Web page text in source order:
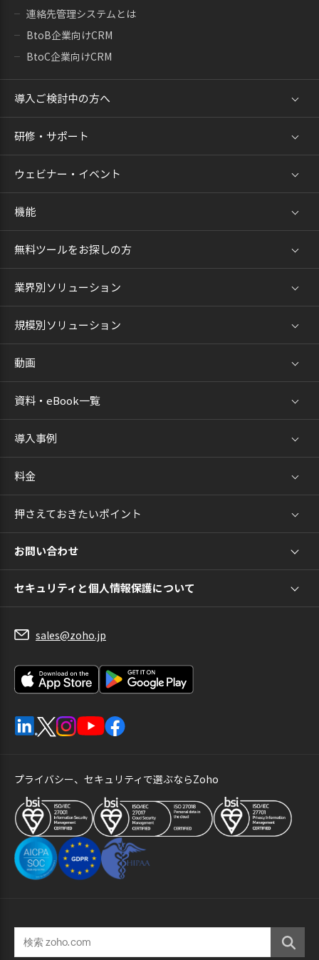
連絡先管理システムとは
BtoB企業向けCRM
BtoC企業向けCRM
導入ご検討中の方へ
研修・サポート
ウェビナー・イベント
機能
無料ツールをお探しの方
業界別ソリューション
規模別ソリューション
動画
資料・eBook一覧
導入事例
料金
押さえておきたいポイント
お問い合わせ
セキュリティと個人情報保護について
sales@zoho.jp
プライバシー、セキュリティで選ぶならZoho